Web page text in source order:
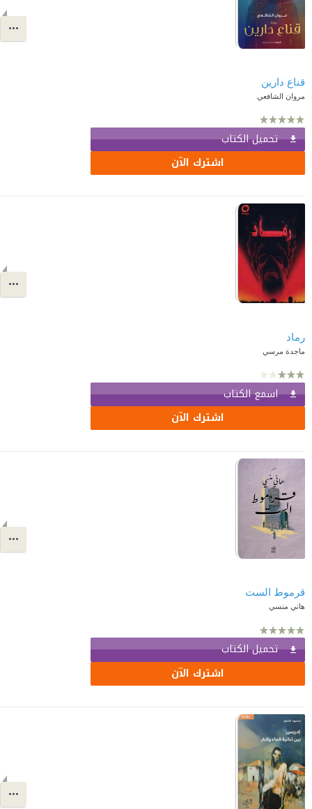
قناع دارين
مروان الشافعي
تحميل الكتاب
اشترك الآن
رماد
ماجدة مرسي
اسمع الكتاب
اشترك الآن
قرموط الست
هاني منسي
تحميل الكتاب
اشترك الآن